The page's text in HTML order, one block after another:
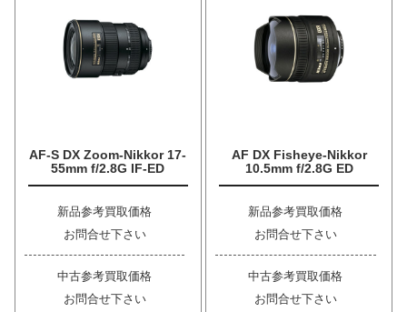
AF-S DX Zoom-Nikkor 17-
55mm f/2.8G IF-ED
新品参考買取価格
お問合せ下さい
中古参考買取価格
お問合せ下さい
AF DX Fisheye-Nikkor
10.5mm f/2.8G ED
新品参考買取価格
お問合せ下さい
中古参考買取価格
お問合せ下さい